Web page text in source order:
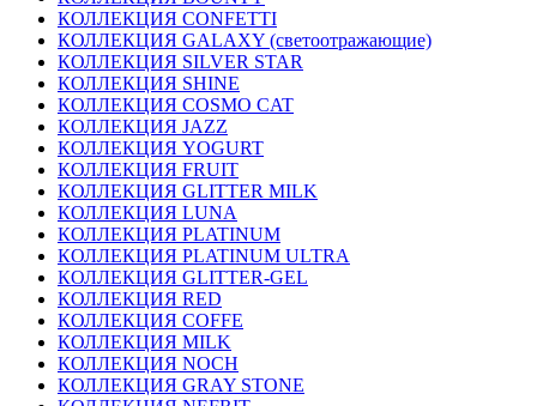
КОЛЛЕКЦИЯ CONFETTI
КОЛЛЕКЦИЯ GALAXY (светоотражающие)
КОЛЛЕКЦИЯ SILVER STAR
КОЛЛЕКЦИЯ SHINE
КОЛЛЕКЦИЯ COSMO CAT
КОЛЛЕКЦИЯ JAZZ
КОЛЛЕКЦИЯ YOGURT
КОЛЛЕКЦИЯ FRUIT
КОЛЛЕКЦИЯ GLITTER MILK
КОЛЛЕКЦИЯ LUNA
КОЛЛЕКЦИЯ PLATINUM
КОЛЛЕКЦИЯ PLATINUM ULTRA
КОЛЛЕКЦИЯ GLITTER-GEL
КОЛЛЕКЦИЯ RED
КОЛЛЕКЦИЯ COFFE
КОЛЛЕКЦИЯ MILK
КОЛЛЕКЦИЯ NOCH
КОЛЛЕКЦИЯ GRAY STONE